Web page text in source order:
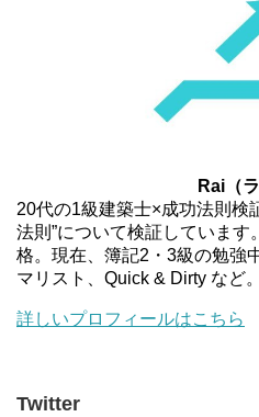
Rai（ラ
20代の1級建築士×成功法則検
法則”について検証していま
格。現在、簿記2・3級の勉強
マリスト、Quick & Dirty など。
詳しいプロフィールはこちら
Twitter